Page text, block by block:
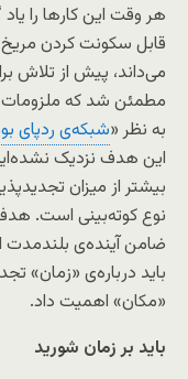
هر وقت این کارها را
قابل سکونت کردن
می‌داند، پیش از تلاش
مطمئن شد که ملزومات
به نظر «شبکه‌ی ردپای
بیشتر از میزان
نوع کوته‌بینی است.
ضامن آینده‌ی بلندمدت
باید درباره‌ی «زمان»
«مکان» اهمیت داد.
باید بر زمان شورید